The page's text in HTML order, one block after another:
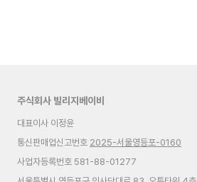
주식회사 빌리지베이비
대표이사 이정윤
통신판매업신고번호 2025-서울영등포-0160
사업자등록번호 581-88-01277